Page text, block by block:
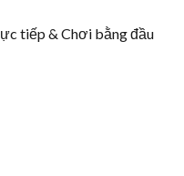
tiếp & Chơi bằng đầu